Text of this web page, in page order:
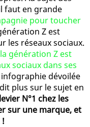
faut en grande
pour toucher
Z est
les réseaux sociaux.
la génération Z est
sociaux dans ses
dévoilée
plus sur le sujet en
N°1 chez les
sur une marque, et